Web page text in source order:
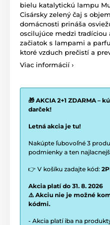
bielu katalytickú lampu
Cisársky zelený čaj s
domácnosti prináša
oscilujúce medzi tradíciou
začiatok s lampami a
ktoré vzduch prečistí a
Viac informácií ›
🎁 AKCIA 2+1 ZDARMA –
darček!
Letná akcia je tu!
Nakúpte ľubovoľné 3
podmienky a ten
👉 V košíku zadajte kód:
Akcia platí do 31. 8. 2026
⚠️ Akciu nie je možné
kódmi.
- Akcia platí iba na